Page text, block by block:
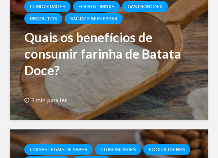
CURIOSIDADES
FOOD & DRINKS
GASTRONOMIA
PRODUTOS
SAÚDE E BEM-ESTAR
Quais os benefícios de
consumir farinha de Batata
Doce?
3 min para ler
COISAS LEGAIS DE SABER CURIOSIDADES
FOOD & DRINKS